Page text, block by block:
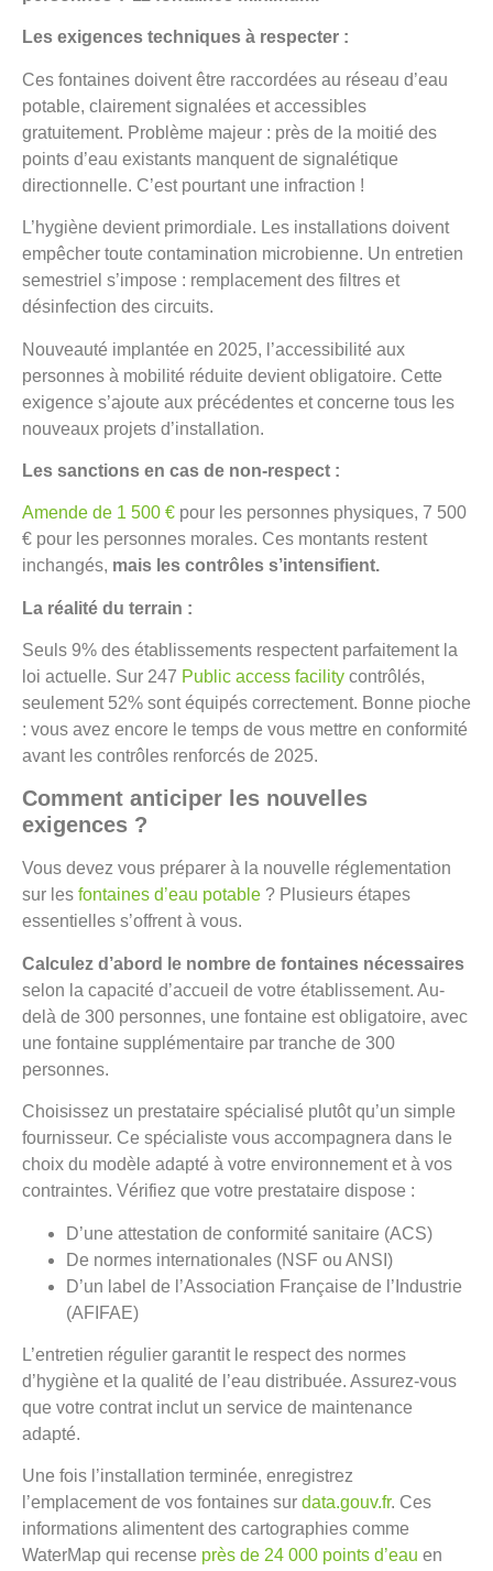
Les exigences techniques à respecter :
Ces fontaines doivent être raccordées au réseau d’eau
potable, clairement signalées et accessibles
gratuitement. Problème majeur : près de la moitié des
points d’eau existants manquent de signalétique
directionnelle. C’est pourtant une infraction !
L’hygiène devient primordiale. Les installations doivent
empêcher toute contamination microbienne. Un entretien
semestriel s’impose : remplacement des filtres et
désinfection des circuits.
Nouveauté implantée en 2025, l’accessibilité aux
personnes à mobilité réduite devient obligatoire. Cette
exigence s’ajoute aux précédentes et concerne tous les
nouveaux projets d’installation.
Les sanctions en cas de non-respect :
Amende de 1 500 € pour les personnes physiques, 7 500
€ pour les personnes morales. Ces montants restent
inchangés, mais les contrôles s’intensifient.
La réalité du terrain :
Seuls 9% des établissements respectent parfaitement la
loi actuelle. Sur 247 Public access facility contrôlés,
seulement 52% sont équipés correctement. Bonne pioche
: vous avez encore le temps de vous mettre en conformité
avant les contrôles renforcés de 2025.
Comment anticiper les nouvelles
exigences ?
Vous devez vous préparer à la nouvelle réglementation
sur les fontaines d’eau potable ? Plusieurs étapes
essentielles s’offrent à vous.
Calculez d’abord le nombre de fontaines nécessaires
selon la capacité d’accueil de votre établissement. Au-
delà de 300 personnes, une fontaine est obligatoire, avec
une fontaine supplémentaire par tranche de 300
personnes.
Choisissez un prestataire spécialisé plutôt qu’un simple
fournisseur. Ce spécialiste vous accompagnera dans le
choix du modèle adapté à votre environnement et à vos
contraintes. Vérifiez que votre prestataire dispose :
D’une attestation de conformité sanitaire (ACS)
De normes internationales (NSF ou ANSI)
D’un label de l’Association Française de l’Industrie
(AFIFAE)
L’entretien régulier garantit le respect des normes
d’hygiène et la qualité de l’eau distribuée. Assurez-vous
que votre contrat inclut un service de maintenance
adapté.
Une fois l’installation terminée, enregistrez
l’emplacement de vos fontaines sur data.gouv.fr. Ces
informations alimentent des cartographies comme
WaterMap qui recense près de 24 000 points d’eau en